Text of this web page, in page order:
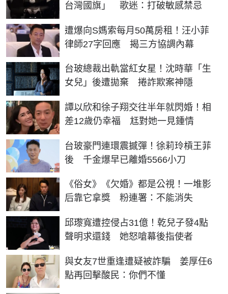
台灣國旗」 歌迷：打破敏感禁忌
遭爆向S媽索每月50萬房租！汪小菲
律師27字回應 揭三方協調內幕
台玻總裁出軌當紅女星！沈時華「生
女兒」後遭拋棄 捲詐欺案神隱
譚以欣和徐子翔交往半年就閃婚！相
差12歲仍幸福 尪對她一見鍾情
台玻豪門連環震撼彈！徐莉玲槓王菲
後 千金爆早已離婚5566小刀
《俗女》《欠婚》都是公視！一堆影
后靠它拿獎 粉連署：不能消失
邱瓈寬遭控侵占31億！乾兒子發4點
聲明求還錢 她怒嗆幕後指使者
與女友7世重逢遭疑被詐騙 姜厚任6
點再回擊酸民：你們不懂